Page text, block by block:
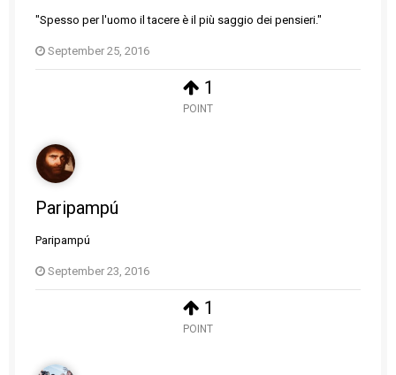
1
POINT
"Spesso per l'uomo il tacere è il più saggio dei pensieri."
September 25, 2016
1
POINT
Paripampú
Paripampú
September 23, 2016